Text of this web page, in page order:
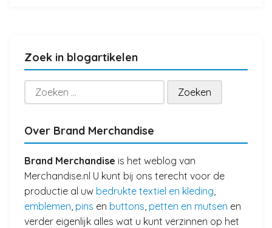
Zoek in blogartikelen
Zoeken
naar:
Over Brand Merchandise
Brand Merchandise is het weblog van
Merchandise.nl U kunt bij ons terecht voor de
productie al uw bedrukte textiel en kleding,
emblemen, pins en buttons, petten en mutsen en
verder eigenlijk alles wat u kunt verzinnen op het